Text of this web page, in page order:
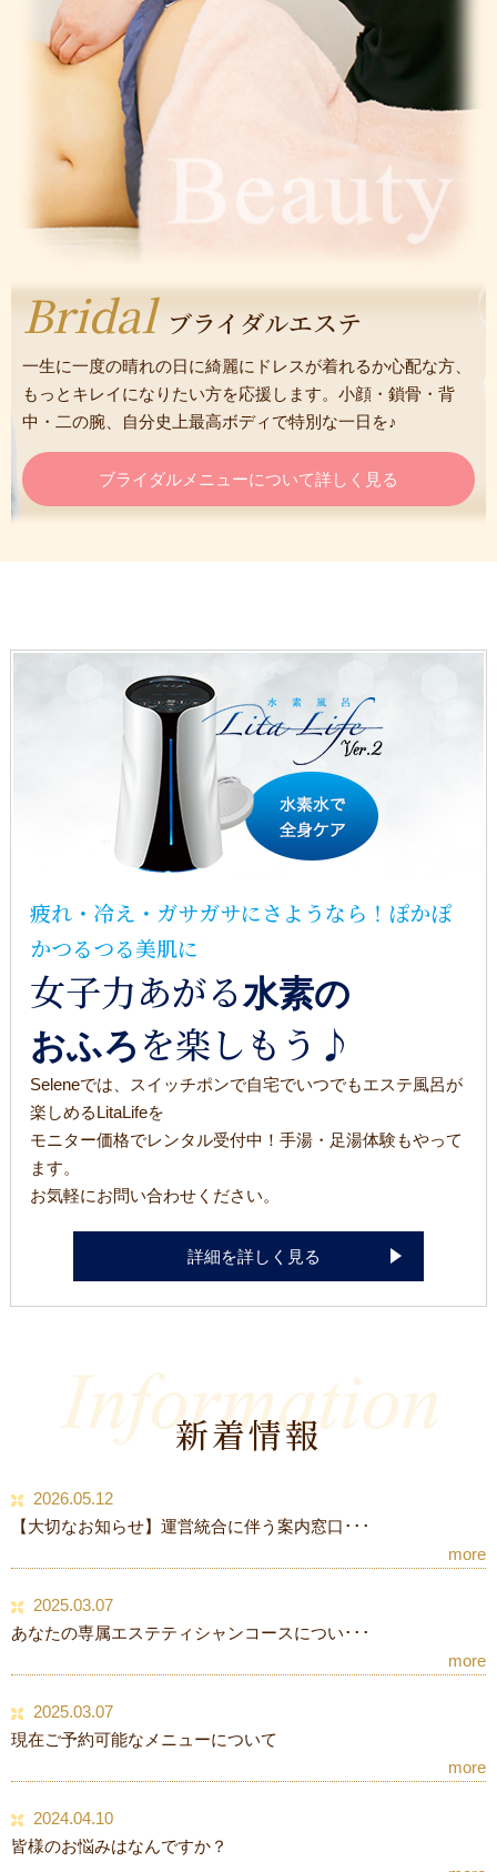
Bridal ブライダルエステ
一生に一度の晴れの日に綺麗にドレスが着れるか心配な方、
もっとキレイになりたい方を応援します。小顔・鎖骨・背
中・二の腕、自分史上最高ボディで特別な一日を♪
ブライダルメニューについて詳しく見る
疲れ・冷え・ガサガサにさようなら！ぽかぽ
かつるつる美肌に
女子力あがる水素の
おふろ を楽しもう♪
Seleneでは、スイッチポンで自宅でいつでもエステ風呂が
楽しめるLitaLifeを
モニター価格でレンタル受付中！手湯・足湯体験もやって
ます。
お気軽にお問い合わせください。
詳細を詳しく見る
新着情報
2026.05.12
【大切なお知らせ】運営統合に伴う案内窓口･･･
more
2025.03.07
あなたの専属エステティシャンコースについ･･･
more
2025.03.07
現在ご予約可能なメニューについて
more
2024.04.10
皆様のお悩みはなんですか？